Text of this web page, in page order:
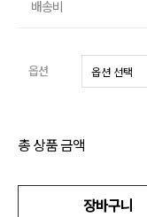
코디템
배송비
옵션
총 상품 금액
장바구니